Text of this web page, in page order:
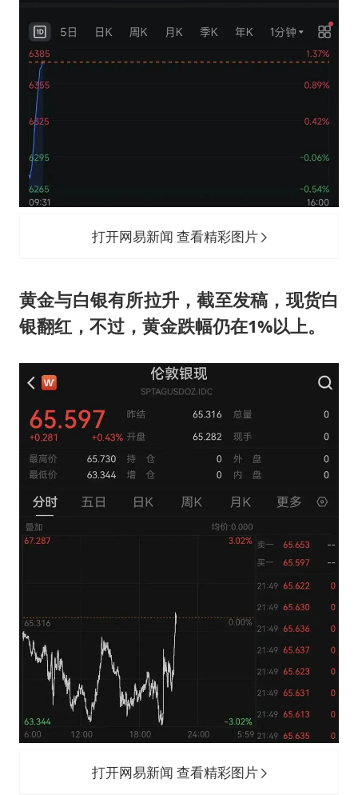
打开网易新闻 查看精彩图片
黄金与白银有所拉升，截至发稿，现货白
银翻红，不过，黄金跌幅仍在1%以上。
打开网易新闻 查看精彩图片